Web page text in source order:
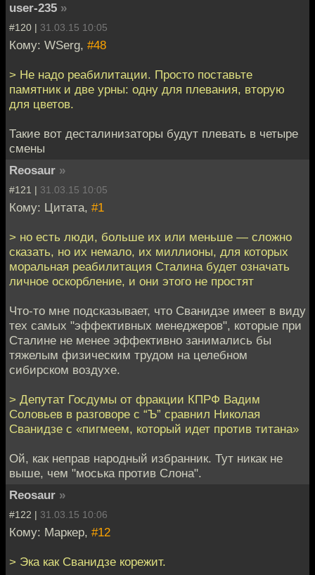
user-235 »
#120 | 31.03.15 10:05
Кому: WSerg, #48
> Не надо реабилитации. Просто поставьте
памятник и две урны: одну для плевания, вторую
для цветов.
Такие вот десталинизаторы будут плевать в четыре
смены
Reosaur »
#121 | 31.03.15 10:05
Кому: Цитата, #1
> но есть люди, больше их или меньше — сложно
сказать, но их немало, их миллионы, для которых
моральная реабилитация Сталина будет означать
личное оскорбление, и они этого не простят
Что-то мне подсказывает, что Сванидзе имеет в виду
тех самых "эффективных менеджеров", которые при
Сталине не менее эффективно занимались бы
тяжелым физическим трудом на целебном
сибирском воздухе.
> Депутат Госдумы от фракции КПРФ Вадим
Соловьев в разговоре с “Ъ” сравнил Николая
Сванидзе с «пигмеем, который идет против титана»
Ой, как неправ народный избранник. Тут никак не
выше, чем "моська против Слона".
Reosaur »
#122 | 31.03.15 10:06
Кому: Маркер, #12
> Эка как Сванидзе корежит.